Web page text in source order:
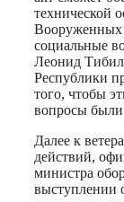
технической
Вооруженных
социальные
Леонид
Республики
того, чтобы
вопросы
Далее к
действий,
министра
выступлении